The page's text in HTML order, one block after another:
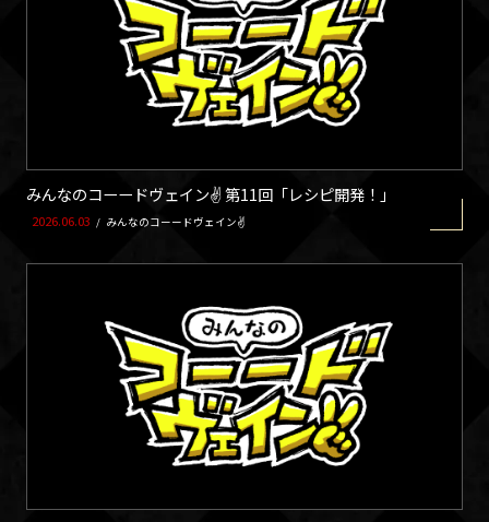
みんなのコーードヴェイン✌ 第11回「レシピ開発！」
2026.06.03 / みんなのコーードヴェイン✌